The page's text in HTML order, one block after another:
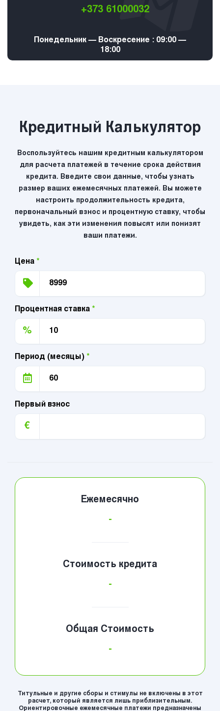
+373 61000032
Понедельник — Воскресение : 09:00 —
18:00
Кредитный Калькулятор
Воспользуйтесь нашим кредитным калькулятором
для расчета платежей в течение срока действия
кредита. Введите свои данные, чтобы узнать
размер ваших ежемесячных платежей. Вы можете
настроить продолжительность кредита,
первоначальный взнос и процентную ставку, чтобы
увидеть, как эти изменения повысят или понизят
ваши платежи.
Цена *
Процентная ставка *
%
Период (месяцы) *
Первый взнос
€
Ежемесячно
-
Стоимость кредита
-
Общая Стоимость
-
Титульные и другие сборы и стимулы не включены в этот
расчет, который является лишь приблизительным.
Ориентировочные ежемесячные платежи предназначены